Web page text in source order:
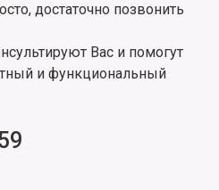
достаточно позвонить
Вас и помогут
и функциональный